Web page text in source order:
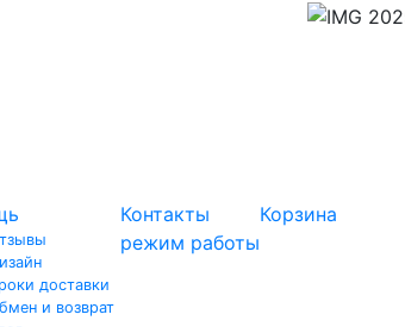
доставки
и возврат
Контакты
режим работы
Корзина